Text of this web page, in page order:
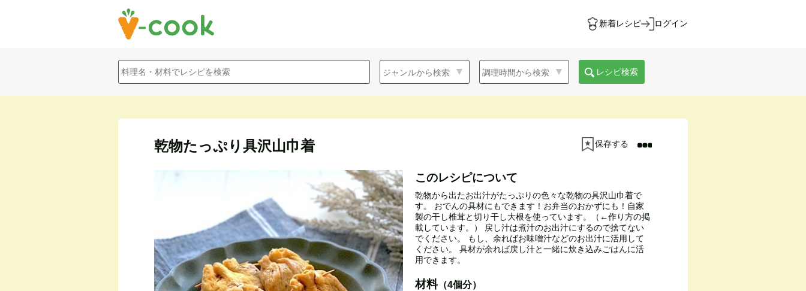
新着レシピ ログイン
レシピ検索
乾物たっぷり具沢山巾着 保存する
このレシピについて
乾物から出たお出汁がたっぷりの色々な乾物の具沢山巾着で
す。 おでんの具材にもできます！お弁当のおかずにも！自家
製の干し椎茸と切り干し大根を使っています。（←作り方の掲
載しています。） 戻し汁は煮汁のお出汁にするので捨てない
でください。 もし、余ればお味噌汁などのお出汁に活用して
ください。 具材が余れば戻し汁と一緒に炊き込みごはんに活
用できます。
材料（4個分）